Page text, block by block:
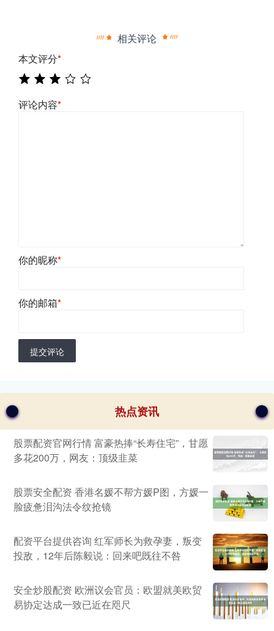
相关评论
本文评分*
评论内容*
你的昵称*
你的邮箱*
提交评论
热点资讯
股票配资官网行情 富豪热捧“长寿住宅”，甘愿
多花200万，网友：顶级韭菜
股票安全配资 香港名媛不帮方媛P图，方媛一
脸疲惫泪沟法令纹抢镜
配资平台提供咨询 红军师长为救孕妻，叛变
投敌，12年后陈毅说：回来吧既往不咎
安全炒股配资 欧洲议会官员：欧盟就美欧贸
易协定达成一致已近在咫尺